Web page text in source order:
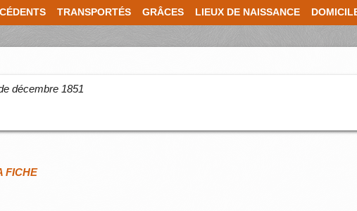
TRANSPORTÉS GRÂCES LIEUX DE NAISSANCE
décembre 1851
FICHE